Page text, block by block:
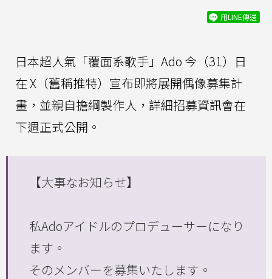
用LINE傳送
日本超人氣「覆面系歌手」Ado 今（31）日
在 X（舊稱推特）宣布即將展開偶像募集計
畫，並親自擔綱製作人，詳細招募資訊會在
下週正式公開。
【大事なお知らせ】
私Adoアイドルのプロデューサーになり
ます。
そのメンバーを募集いたします。